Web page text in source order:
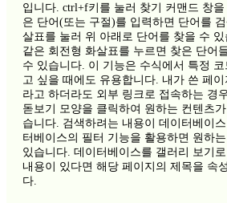
입니다. ctrl+f키를 눌러 찾기 커맨드 창
은 단어(또는 구절)를 입력하면 단어를
살표를 눌러 위 아래로 단어를 찾을 수
같은 회전형 화살표를 누르면 찾은 단어
수 있습니다. 이 기능은 수식에서 특정
고 싶을 때에도 유용합니다. 내가 쓴 페
라고 하더라도 외부 링크로 접속하는 경
돋보기 모양을 클릭하여 원하는 컨텐츠
습니다. 검색하려는 내용이 데이터베이
터베이스의 필터 기능을 활용하면 원하
있습니다. 데이터베이스를 갤러리 보기
내용이 있다면 해당 페이지의 제목을 속
다.